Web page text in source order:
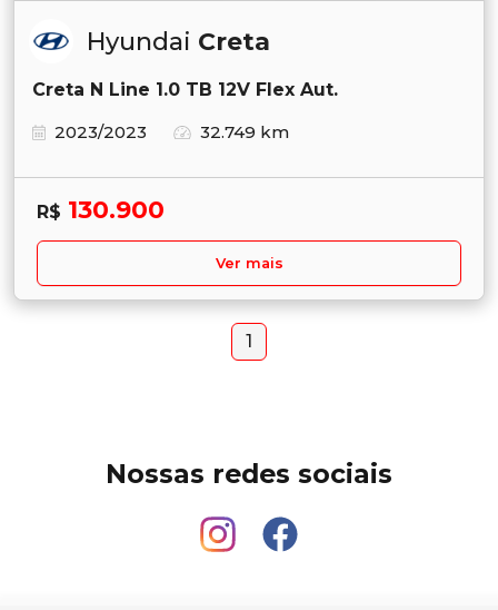
Hyundai Creta
Creta N Line 1.0 TB 12V Flex Aut.
2023/2023
32.749 km
R$ 130.900
Ver mais
1
Nossas redes sociais